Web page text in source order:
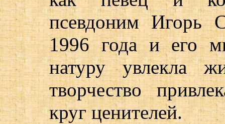
псевдоним Игорь
1996 года и его
натуру увлекла
творчество
круг ценителей.